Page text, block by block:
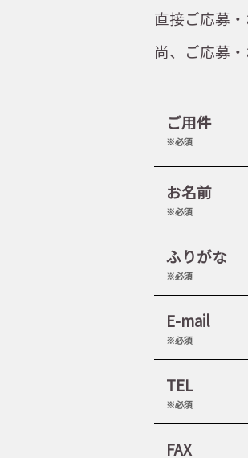
直接ご応募
尚、ご応募
ご用件
※必須
お名前
※必須
ふりがな
※必須
E-mail
※必須
TEL
※必須
FAX